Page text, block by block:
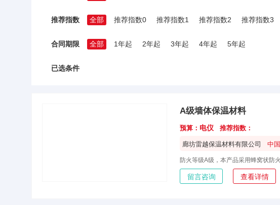
推荐指数 全部 推荐指数0 推荐指数1 推荐指数2 推荐指数3
合同期限 全部 1年起 2年起 3年起 4年起 5年起
已选条件
A级墙体保温材料
预算： 电仪 推荐指数：
廊坊雷越保温材料有限公司 中国
留言咨询 查看详情